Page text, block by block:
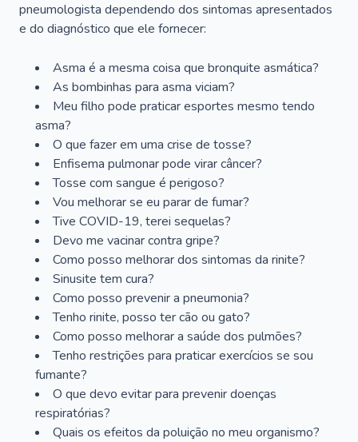
pneumologista dependendo dos sintomas apresentados
e do diagnóstico que ele fornecer:
Asma é a mesma coisa que bronquite asmática?
As bombinhas para asma viciam?
Meu filho pode praticar esportes mesmo tendo
asma?
O que fazer em uma crise de tosse?
Enfisema pulmonar pode virar câncer?
Tosse com sangue é perigoso?
Vou melhorar se eu parar de fumar?
Tive COVID-19, terei sequelas?
Devo me vacinar contra gripe?
Como posso melhorar dos sintomas da rinite?
Sinusite tem cura?
Como posso prevenir a pneumonia?
Tenho rinite, posso ter cão ou gato?
Como posso melhorar a saúde dos pulmões?
Tenho restrições para praticar exercícios se sou
fumante?
O que devo evitar para prevenir doenças
respiratórias?
Quais os efeitos da poluição no meu organismo?